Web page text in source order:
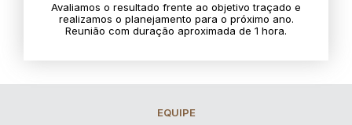
Avaliamos o resultado frente ao objetivo traçado e
realizamos o planejamento para o próximo ano.
Reunião com duração aproximada de 1 hora.
EQUIPE